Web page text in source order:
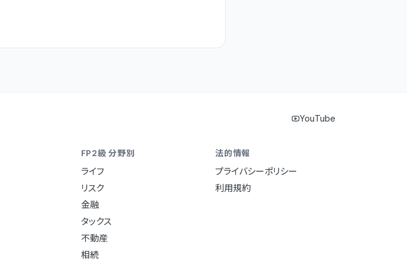
YouTube
FP2級 分野別
ライフ
リスク
金融
タックス
不動産
相続
法的情報
プライバシーポリシー
利用規約